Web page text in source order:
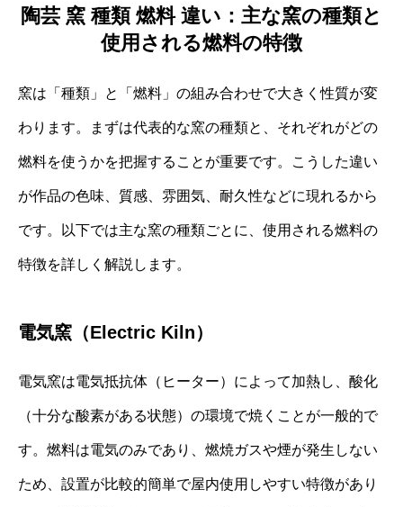
陶芸 窯 種類 燃料 違い：主な窯の種類と
使用される燃料の特徴
窯は「種類」と「燃料」の組み合わせで大きく性質が変
わります。まずは代表的な窯の種類と、それぞれがどの
燃料を使うかを把握することが重要です。こうした違い
が作品の色味、質感、雰囲気、耐久性などに現れるから
です。以下では主な窯の種類ごとに、使用される燃料の
特徴を詳しく解説します。
電気窯（Electric Kiln）
電気窯は電気抵抗体（ヒーター）によって加熱し、酸化
（十分な酸素がある状態）の環境で焼くことが一般的で
す。燃料は電気のみであり、燃焼ガスや煙が発生しない
ため、設置が比較的簡単で屋内使用しやすい特徴があり